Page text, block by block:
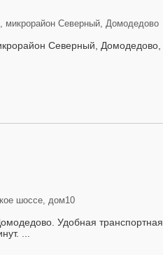
микрорайон Северный, Домодедово
Северный, Домодедово,
шоссе, дом10
Удобная транспортная
...